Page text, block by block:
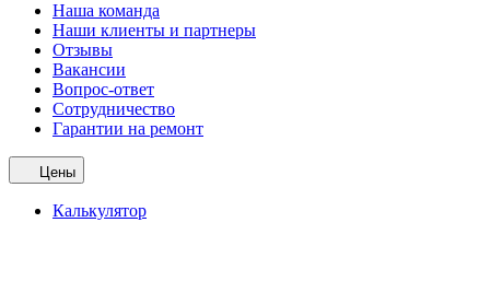
Наша команда
Наши клиенты и партнеры
Отзывы
Вакансии
Вопрос-ответ
Сотрудничество
Гарантии на ремонт
Цены
Калькулятор